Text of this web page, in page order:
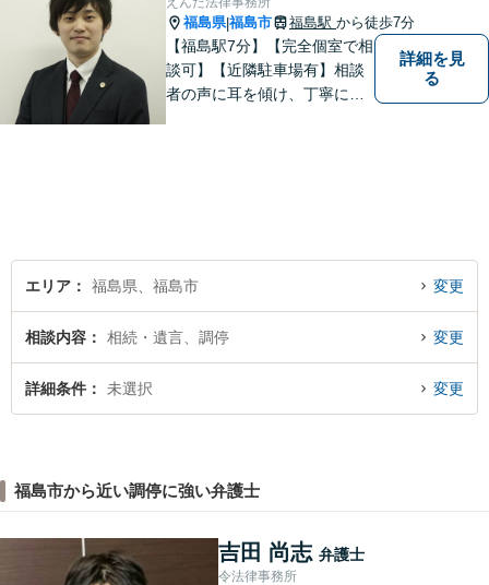
福島県|福島市 福島駅 から徒歩7分
【福島駅7分】【完全個室で相
談可】【近隣駐車場有】相談
者の声に耳を傾け、丁寧にわ
詳細を見
る
エリア 福島県、福島市 変更
相談内容 相続・遺言、調停 変更
詳細条件 未選択 変更
福島市から近い調停に強い弁護士
吉田 尚志 弁護士
令法律事務所